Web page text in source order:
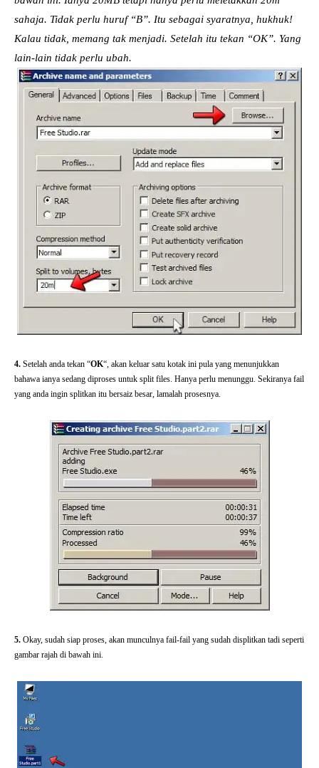
sahaja. Tidak perlu huruf “B”. Itu sebagai syaratnya, hukhuk!
Kalau tidak, memang tak menjadi. Setelah itu tekan “OK”. Yang
lain-lain tidak perlu ubah.
4. Setelah anda tekan “OK“, akan keluar satu kotak ini pula yang menunjukkan
bahawa ianya sedang diproses untuk split files. Hanya perlu menunggu. Sekiranya fail
yang anda ingin splitkan itu bersaiz besar, lamalah prosesnya.
5. Okay, sudah siap proses, akan munculnya fail-fail yang sudah displitkan tadi seperti
gambar rajah di bawah ini.